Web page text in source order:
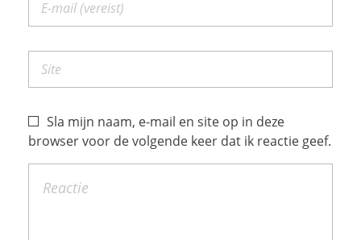
Sla mijn naam, e-mail en site op in deze
browser voor de volgende keer dat ik reactie geef.